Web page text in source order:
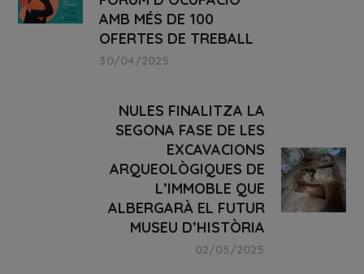
AMB MÉS DE 100
OFERTES DE TREBALL
30/04/2025
NULES FINALITZA LA
SEGONA FASE DE LES
EXCAVACIONS
ARQUEOLÒGIQUES DE
L’IMMOBLE QUE
ALBERGARÀ EL FUTUR
MUSEU D’HISTÒRIA
02/05/2025